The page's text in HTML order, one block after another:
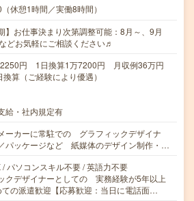
休憩1時間／実働8時間）
】お仕事決まり次第調整可能：8月～、9月
どお気軽にご相談ください♬
円 1日換算1万7200円 月収例36万円
算（ご経験により優遇）
給・社内規定有
ーカーに常駐での グラフィックデザイナ
パッケージなど 紙媒体のデザイン制作・…
/ パソコンスキル不要 / 英語力不要
クデザイナーとしての 実務経験が5年以上
ての派遣歓迎【応募歓迎：当日に電話面…